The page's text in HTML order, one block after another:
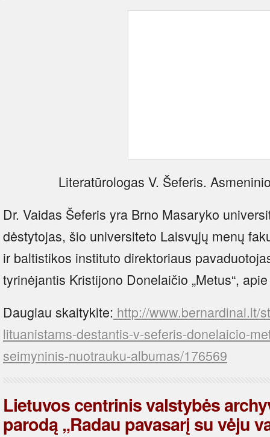
Literatūrologas V. Šeferis.
Dr. Vaidas Šeferis yra Brno Masaryko
dėstytojas, šio universiteto Laisvųjų menų
ir baltistikos instituto direktoriaus
tyrinėjantis Kristijono Donelaičio „Metus“,
Daugiau skaitykite: http://www.bernardinai.lt/
lituanistams-destantis-v-seferis-donelaicio-
seimyninis-nuotrauku-albumas/176569
Lietuvos centrinis valstybės
parodą „Radau pavasarį su vėju